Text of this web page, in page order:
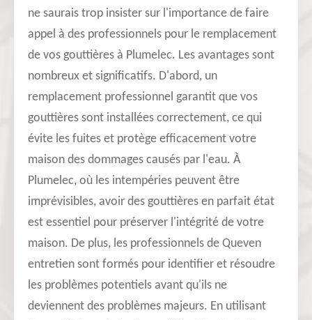
ne saurais trop insister sur l'importance de faire
appel à des professionnels pour le remplacement
de vos gouttières à Plumelec. Les avantages sont
nombreux et significatifs. D'abord, un
remplacement professionnel garantit que vos
gouttières sont installées correctement, ce qui
évite les fuites et protège efficacement votre
maison des dommages causés par l'eau. À
Plumelec, où les intempéries peuvent être
imprévisibles, avoir des gouttières en parfait état
est essentiel pour préserver l'intégrité de votre
maison. De plus, les professionnels de Queven
entretien sont formés pour identifier et résoudre
les problèmes potentiels avant qu'ils ne
deviennent des problèmes majeurs. En utilisant